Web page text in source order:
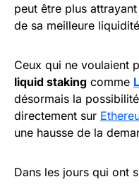
peut être plus
de sa meilleure
Ceux qui ne voulaient
liquid staking comme
désormais la
directement sur
une hausse de la
Dans les jours qui ont